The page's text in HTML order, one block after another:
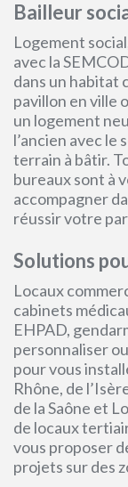
Bailleur
Logement
avec la
dans un habitat
pavillon en ville
un logement
l’ancien avec le
terrain à bâtir.
bureaux sont à
accompagner
réussir votre
Solutions
Locaux
cabinets
EHPAD,
personnaliser
pour vous
Rhône, de
de la Saône et
de locaux
vous proposer
projets sur des